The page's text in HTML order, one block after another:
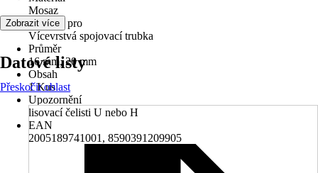
Mosaz
Vhodné pro
Vícevrstvá spojovací trubka
Průměr
16 mm, 20 mm
Obsah
1 Kus
Upozornění
lisovací čelisti U nebo H
EAN
2005189741001, 8590391209905
Zobrazit více
Datové listy
Přeskočit oblast